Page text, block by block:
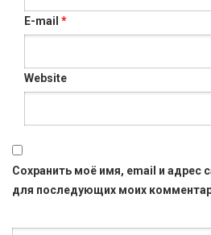
E-mail *
Website
Сохранить моё имя, email и адрес
для последующих моих